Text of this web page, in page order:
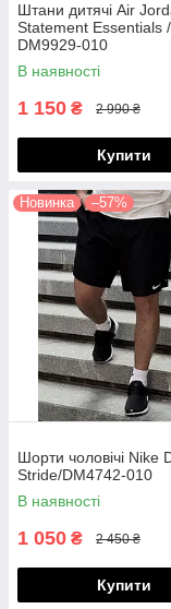
Штани дитячі Air
Statement Essentials /
DM9929-010
(Розміри:M,L,XL,XXL)
В наявності
1 150 ₴ 2 990 ₴
Купити
Новинка –57%
Шорти чоловічі Nike
Stride/DM4742-010
В наявності
1 050 ₴ 2 450 ₴
Купити